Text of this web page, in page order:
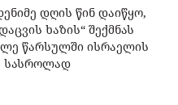
დღის წინ დაიწყო,
ხაზის“ შექმნას
წარსულში ისრაელის
სასროლად